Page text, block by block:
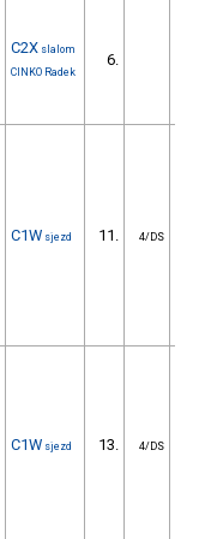
C2X slalom
CINKO Radek
6.
C1W sjezd 11. 4/DS
C1W sjezd 13. 4/DS